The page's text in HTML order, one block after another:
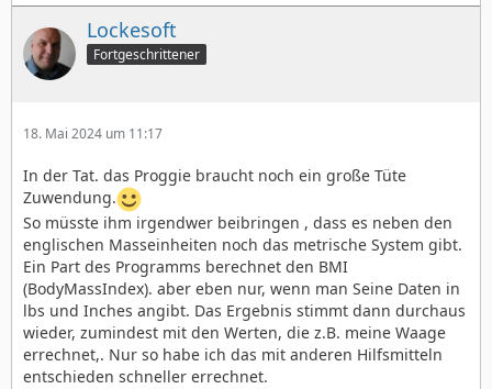
Lockesoft
Fortgeschrittener
18. Mai 2024 um 11:17
In der Tat. das Proggie braucht noch ein große Tüte
Zuwendung.
So müsste ihm irgendwer beibringen , dass es neben den
englischen Masseinheiten noch das metrische System gibt.
Ein Part des Programms berechnet den BMI
(BodyMassIndex). aber eben nur, wenn man Seine Daten in
lbs und Inches angibt. Das Ergebnis stimmt dann durchaus
wieder, zumindest mit den Werten, die z.B. meine Waage
errechnet,. Nur so habe ich das mit anderen Hilfsmitteln
entschieden schneller errechnet.